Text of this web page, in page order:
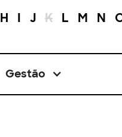
H I J K L M N
Gestão